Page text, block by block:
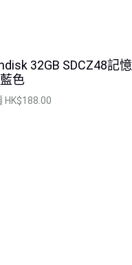
32GB SDCZ48記憶
色
HK$188.00